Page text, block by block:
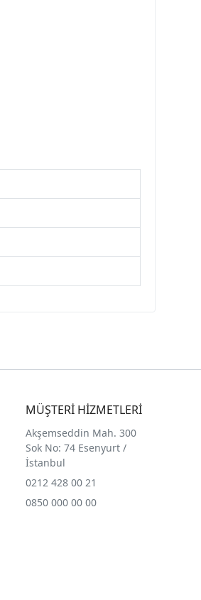
MÜŞTERİ HİZMETLERİ
Akşemseddin Mah. 300
Sok No: 74 Esenyurt /
İstanbul
0212 428 00 21
0850 000 00 00